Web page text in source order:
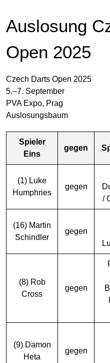
Auslosung
Open 2025
Czech Darts Open 2025
5.–7. September
PVA Expo, Prag
Auslosungsbaum
Spieler
Eins
gegen
(1) Luke
Humphries
gegen
/
(16) Martin
Schindler
gegen
(8) Rob
Cross
gegen
(9) Damon
Heta
gegen